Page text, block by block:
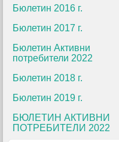
Бюлетин 2016 г.
Бюлетин 2017 г.
Бюлетин Активни
потребители 2022
Бюлетин 2018 г.
Бюлетин 2019 г.
БЮЛЕТИН АКТИВНИ
ПОТРЕБИТЕЛИ 2022